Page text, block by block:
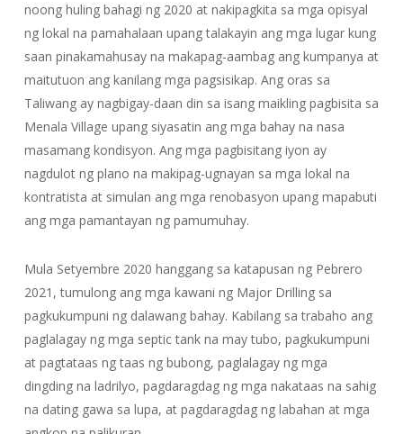
noong huling bahagi ng 2020 at nakipagkita sa mga opisyal
ng lokal na pamahalaan upang talakayin ang mga lugar kung
saan pinakamahusay na makapag-aambag ang kumpanya at
maitutuon ang kanilang mga pagsisikap. Ang oras sa
Taliwang ay nagbigay-daan din sa isang maikling pagbisita sa
Menala Village upang siyasatin ang mga bahay na nasa
masamang kondisyon. Ang mga pagbisitang iyon ay
nagdulot ng plano na makipag-ugnayan sa mga lokal na
kontratista at simulan ang mga renobasyon upang mapabuti
ang mga pamantayan ng pamumuhay.
Mula Setyembre 2020 hanggang sa katapusan ng Pebrero
2021, tumulong ang mga kawani ng Major Drilling sa
pagkukumpuni ng dalawang bahay. Kabilang sa trabaho ang
paglalagay ng mga septic tank na may tubo, pagkukumpuni
at pagtataas ng taas ng bubong, paglalagay ng mga
dingding na ladrilyo, pagdaragdag ng mga nakataas na sahig
na dating gawa sa lupa, at pagdaragdag ng labahan at mga